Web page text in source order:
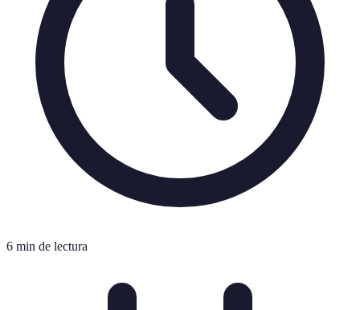
6 min de lectura